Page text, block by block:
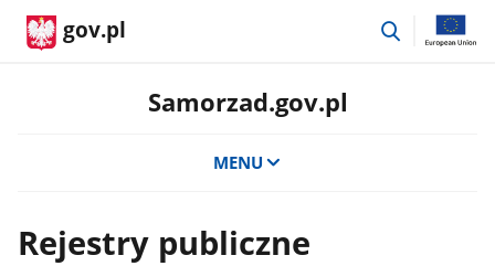
gov.pl
przejdź
Samorzad.gov.pl
MENU
Rejestry publiczne